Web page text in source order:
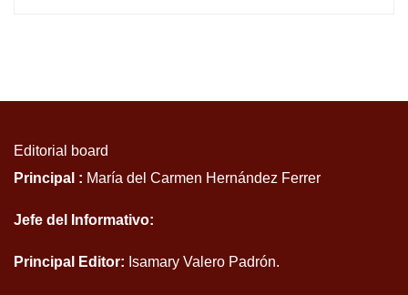
Editorial board
Principal : María del Carmen Hernández Ferrer
Jefe del Informativo:
Principal Editor: Isamary Valero Padrón.